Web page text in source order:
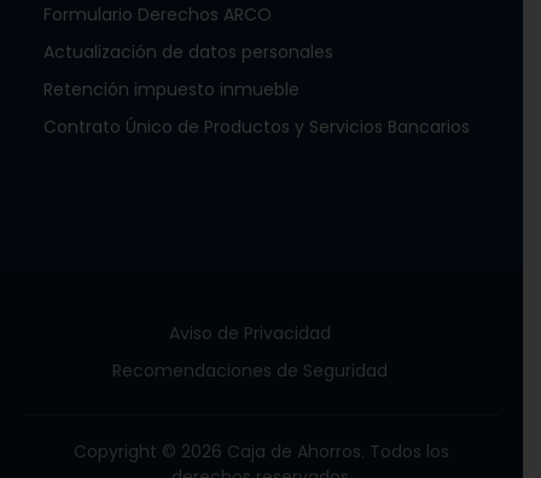
Formulario Derechos ARCO
Actualización de datos personales
Retención impuesto inmueble
Contrato Único de Productos y Servicios Bancarios
Aviso de Privacidad
Recomendaciones de Seguridad
Copyright © 2026 Caja de Ahorros. Todos los